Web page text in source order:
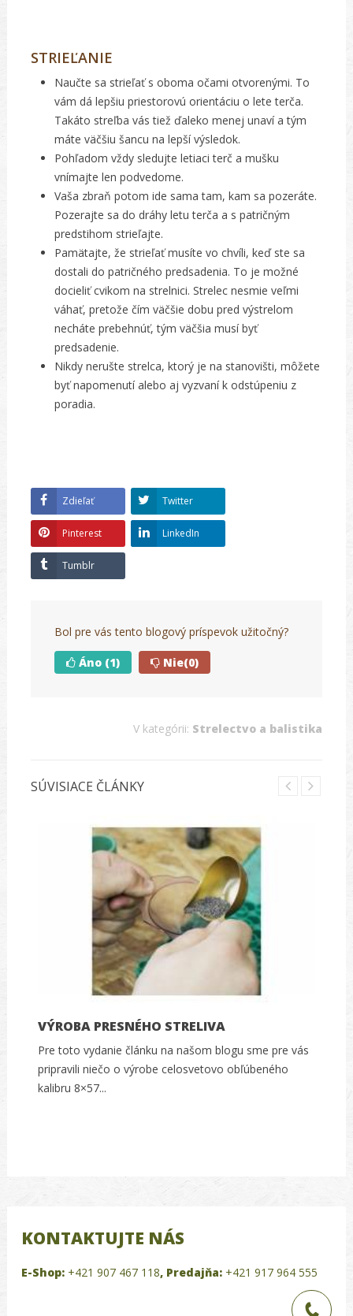
STRIEĽANIE
Naučte sa strieľať s oboma očami otvorenými. To
vám dá lepšiu priestorovú orientáciu o lete terča.
Takáto streľba vás tiež ďaleko menej unaví a tým
máte väčšiu šancu na lepší výsledok.
Pohľadom vždy sledujte letiaci terč a mušku
vnímajte len podvedome.
Vaša zbraň potom ide sama tam, kam sa pozeráte.
Pozerajte sa do dráhy letu terča a s patričným
predstihom strieľajte.
Pamätajte, že strieľať musíte vo chvíli, keď ste sa
dostali do patričného predsadenia. To je možné
docieliť cvikom na strelnici. Strelec nesmie veľmi
váhať, pretože čím väčšie dobu pred výstrelom
necháte prebehnúť, tým väčšia musí byť
predsadenie.
Nikdy nerušte strelca, ktorý je na stanovišti, môžete
byť napomenutí alebo aj vyzvaní k odstúpeniu z
poradia.
Zdieľať Twitter
Pinterest LinkedIn
Tumblr
Bol pre vás tento blogový príspevok užitočný?
Áno (1) Nie(0)
V kategórii: Strelectvo a balistika
SÚVISIACE ČLÁNKY
VÝROBA PRESNÉHO STRELIVA
Pre toto vydanie článku na našom blogu sme pre vás
pripravili niečo o výrobe celosvetovo obľúbeného
kalibru 8×57...
KONTAKTUJTE NÁS
E-Shop: +421 907 467 118, Predajňa: +421 917 964 555